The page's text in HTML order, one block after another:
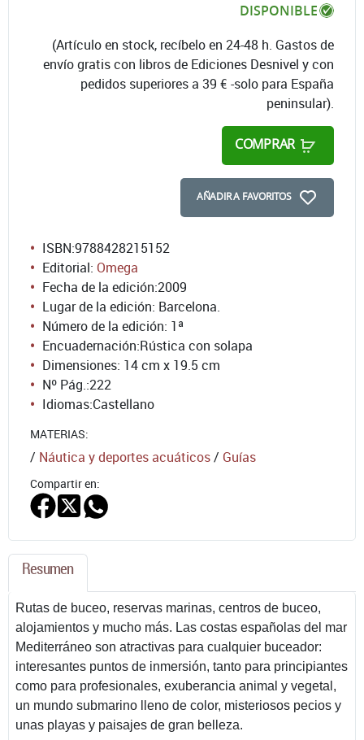
DISPONIBLE
(Artículo en stock, recíbelo en 24-48 h. Gastos de
envío gratis con libros de Ediciones Desnivel y con
pedidos superiores a 39 € -solo para España
peninsular).
COMPRAR
AÑADIR A FAVORITOS
ISBN:9788428215152
Editorial: Omega
Fecha de la edición:2009
Lugar de la edición: Barcelona.
Número de la edición: 1ª
Encuadernación:Rústica con solapa
Dimensiones: 14 cm x 19.5 cm
Nº Pág.:222
Idiomas:Castellano
MATERIAS:
/ Náutica y deportes acuáticos/ Guías
Compartir en:
Resumen
Rutas de buceo, reservas marinas, centros de buceo,
alojamientos y mucho más. Las costas españolas del mar
Mediterráneo son atractivas para cualquier buceador:
interesantes puntos de inmersión, tanto para principiantes
como para profesionales, exuberancia animal y vegetal,
un mundo submarino lleno de color, misteriosos pecios y
unas playas y paisajes de gran belleza.